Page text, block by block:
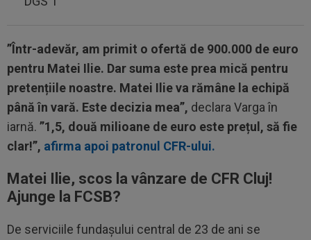
”Într-adevăr, am primit o ofertă de 900.000 de euro
pentru Matei Ilie. Dar suma este prea mică pentru
pretențiile noastre. Matei Ilie va rămâne la echipă
până în vară. Este decizia mea”, declara Varga în
iarnă. ”1,5, două milioane de euro este prețul, să fie
clar!”, afirma apoi patronul CFR-ului.
Matei Ilie, scos la vânzare de CFR Cluj!
Ajunge la FCSB?
De serviciile fundașului central de 23 de ani se